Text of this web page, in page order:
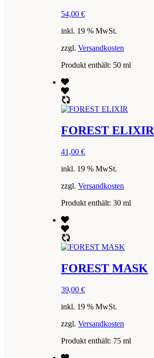
54,00 €
inkl. 19 % MwSt.
zzgl. Versandkosten
Produkt enthält: 50 ml
FOREST ELIXIR
41,00 €
inkl. 19 % MwSt.
zzgl. Versandkosten
Produkt enthält: 30 ml
FOREST MASK
39,00 €
inkl. 19 % MwSt.
zzgl. Versandkosten
Produkt enthält: 75 ml